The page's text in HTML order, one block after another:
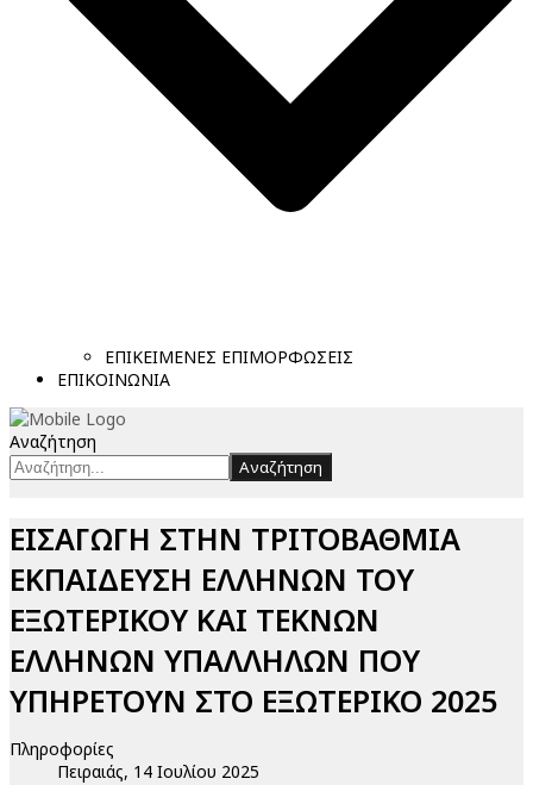
ΕΠΙΚΕΙΜΕΝΕΣ ΕΠΙΜΟΡΦΩΣΕΙΣ
ΕΠΙΚΟΙΝΩΝΙΑ
Αναζήτηση
Αναζήτηση
ΕΙΣΑΓΩΓΗ ΣΤΗΝ ΤΡΙΤΟΒΑΘΜΙΑ
ΕΚΠΑΙΔΕΥΣΗ ΕΛΛΗΝΩΝ ΤΟΥ
ΕΞΩΤΕΡΙΚΟΥ ΚΑΙ ΤΕΚΝΩΝ
ΕΛΛΗΝΩΝ ΥΠΑΛΛΗΛΩΝ ΠΟΥ
ΥΠΗΡΕΤΟΥΝ ΣΤΟ ΕΞΩΤΕΡΙΚΟ 2025
Πληροφορίες
Πειραιάς, 14 Ιουλίου 2025